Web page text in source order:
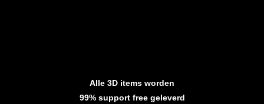
Alle 3D items worden
99% support free geleverd